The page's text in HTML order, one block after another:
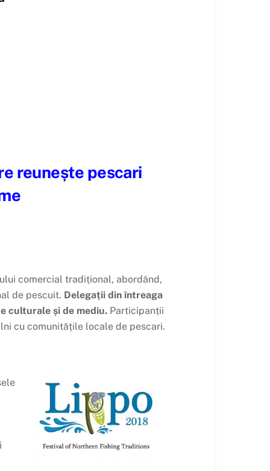
reunește pescari
comercial tradițional, abordând,
de pescuit. Delegații din întreaga
culturale și de mediu. Participanții
cu comunitățile locale de pescari.